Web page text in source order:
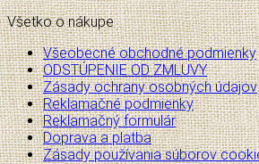
Všetko o nákupe
Všeobecné obchodné podmienky
ODSTÚPENIE OD ZMLUVY
Zásady ochrany osobných údajov
Reklamačné podmienky
Reklamačný formulár
Doprava a platba
Zásady používania súborov